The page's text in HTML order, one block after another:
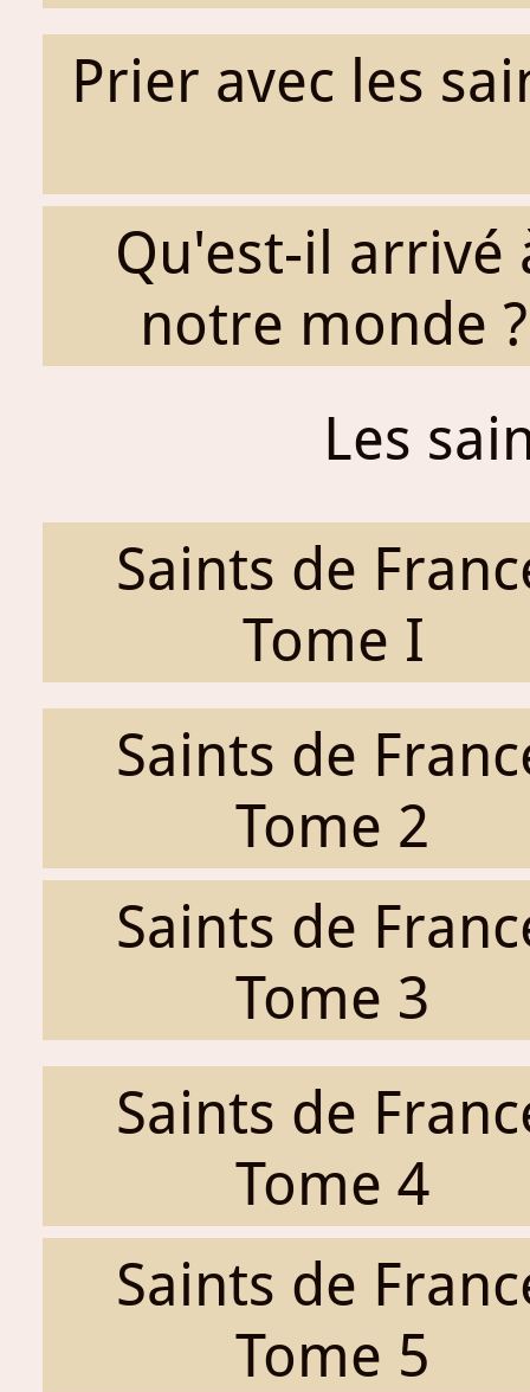
Prier avec les
Qu'est-il arrivé
notre monde ?
Les
Saints de
Tome I
Saints de
Tome 2
Saints de
Tome 3
Saints de
Tome 4
Saints de
Tome 5